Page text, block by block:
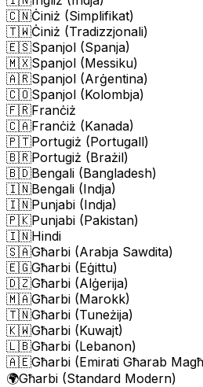
🇨🇳Ċiniż (Simplifikat)
🇹🇼Ċiniż (Tradizzjonali)
🇪🇸Spanjol (Spanja)
🇲🇽Spanjol (Messiku)
🇦🇷Spanjol (Arġentina)
🇨🇴Spanjol (Kolombja)
🇫🇷Franċiż
🇨🇦Franċiż (Kanada)
🇵🇹Portugiż (Portugall)
🇧🇷Portugiż (Brażil)
🇧🇩Bengali (Bangladesh)
🇮🇳Bengali (Indja)
🇮🇳Punjabi (Indja)
🇵🇰Punjabi (Pakistan)
🇮🇳Hindi
🇸🇦Għarbi (Arabja Sawdita)
🇪🇬Għarbi (Eġittu)
🇩🇿Għarbi (Alġerija)
🇲🇦Għarbi (Marokk)
🇹🇳Għarbi (Tuneżija)
🇰🇼Għarbi (Kuwajt)
🇱🇧Għarbi (Lebanon)
🇦🇪Għarbi (Emirati Għarab
🌍Għarbi (Standard Modern)